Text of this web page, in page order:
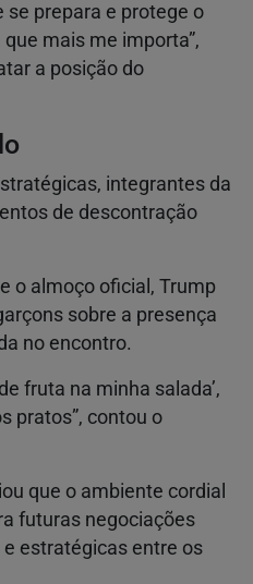
se prepara e protege o
mais me importa”,
a posição do
integrantes da
de descontração
o almoço oficial, Trump
sobre a presença
no encontro.
fruta na minha salada’,
pratos”, contou o
que o ambiente cordial
futuras negociações
estratégicas entre os